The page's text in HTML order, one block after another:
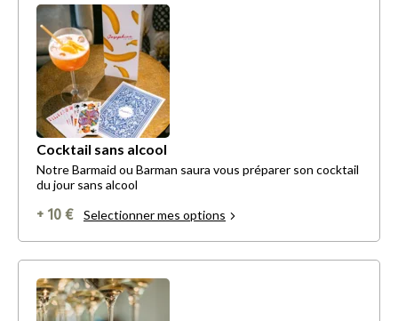
Cocktail sans alcool
Notre Barmaid ou Barman saura vous préparer son cocktail
du jour sans alcool
+ 10 € Selectionner mes options